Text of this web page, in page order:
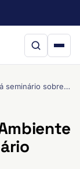
Instituto de Energia e Ambiente da USP realizará seminário sobre minirredes